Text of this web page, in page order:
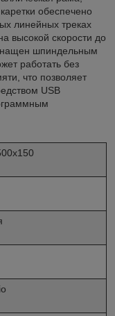
обеспечено
линейных треках
высокой скорости до
шпиндельным
работать без
что позволяет
USB